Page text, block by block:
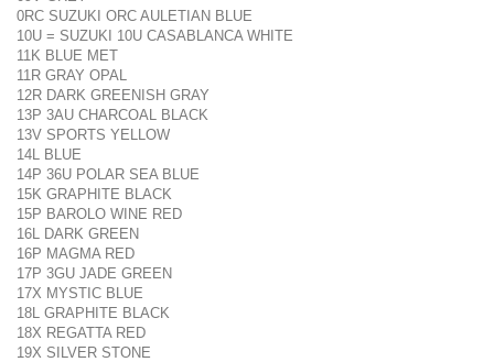
0RC SUZUKI ORC AULETIAN BLUE
10U = SUZUKI 10U CASABLANCA WHITE
11K BLUE MET
11R GRAY OPAL
12R DARK GREENISH GRAY
13P 3AU CHARCOAL BLACK
13V SPORTS YELLOW
14L BLUE
14P 36U POLAR SEA BLUE
15K GRAPHITE BLACK
15P BAROLO WINE RED
16L DARK GREEN
16P MAGMA RED
17P 3GU JADE GREEN
17X MYSTIC BLUE
18L GRAPHITE BLACK
18X REGATTA RED
19X SILVER STONE